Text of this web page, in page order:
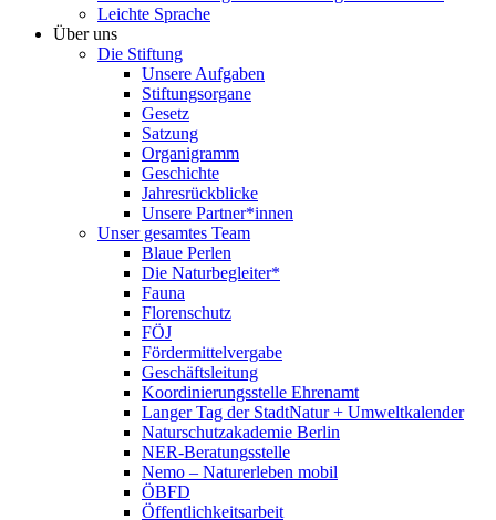
Leichte Sprache
Über uns
Die Stiftung
Unsere Aufgaben
Stiftungsorgane
Gesetz
Satzung
Organigramm
Geschichte
Jahresrückblicke
Unsere Partner*innen
Unser gesamtes Team
Blaue Perlen
Die Naturbegleiter*
Fauna
Florenschutz
FÖJ
Fördermittelvergabe
Geschäftsleitung
Koordinierungsstelle Ehrenamt
Langer Tag der StadtNatur + Umweltkalender
Naturschutzakademie Berlin
NER-Beratungsstelle
Nemo – Naturerleben mobil
ÖBFD
Öffentlichkeitsarbeit